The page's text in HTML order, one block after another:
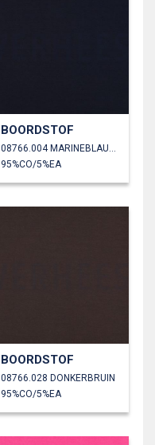
BOORDSTOF
08766.004 MARINEBLAUW
95%CO/5%EA
BOORDSTOF
08766.028 DONKERBRUIN
95%CO/5%EA